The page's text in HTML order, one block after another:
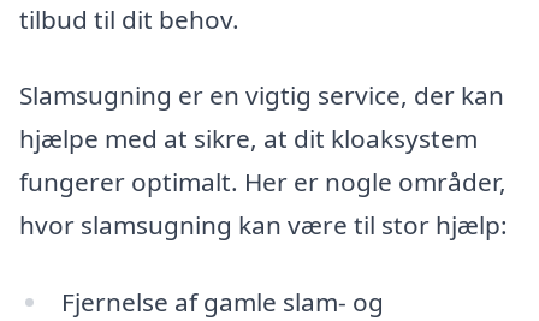
tilbud til dit behov.
Slamsugning er en vigtig service, der kan
hjælpe med at sikre, at dit kloaksystem
fungerer optimalt. Her er nogle områder,
hvor slamsugning kan være til stor hjælp:
Fjernelse af gamle slam- og